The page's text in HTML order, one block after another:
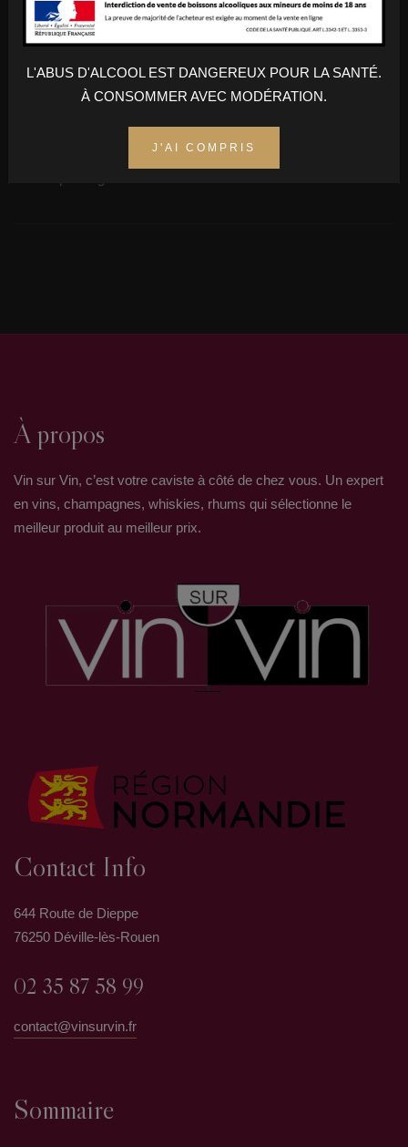
Nez : Fleur Blanche, Noisette, Aromes : Fruits à Chair Blanche,
Floraux
AJOUTER AU PANIER
L'ABUS D'ALCOOL EST DANGEREUX POUR LA SANTÉ.
À CONSOMMER AVEC MODÉRATION.
J'AI COMPRIS
À propos
Vin sur Vin, c’est votre caviste à côté de chez vous. Un expert
en vins, champagnes, whiskies, rhums qui sélectionne le
meilleur produit au meilleur prix.
Contact Info
644 Route de Dieppe
76250 Déville-lès-Rouen
02 35 87 58 99
contact@vinsurvin.fr
Sommaire